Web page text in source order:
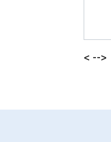
< -->